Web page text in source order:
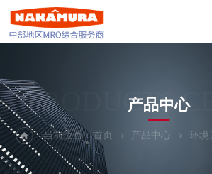
PRODUCTS
产品中心
当前位置：首页 产品中心 环